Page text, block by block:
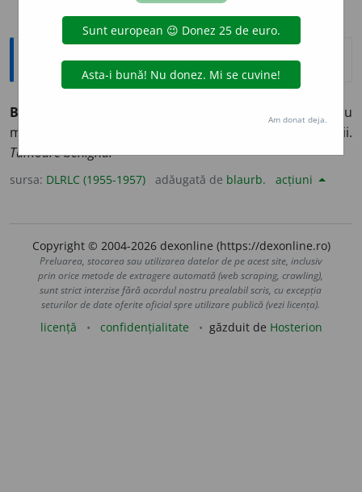
Explicative DEX
BEN
(Despre boli, în opoziție cu
malign) Ușor, lipsit de gravitate, care nu dă complicații.
Tumoare benignă.
sursa: DLRLC (1955-1957) adăugată de blaurb. acțiuni
Copyright © 2004-2026 dexonline (https://dexonline.ro)
Preluarea, stocarea sau utilizarea datelor de pe acest site, inclusiv
prin orice metode de extragere automată (web scraping, crawling),
sunt strict interzise fără acordul nostru prealabil scris, cu excepția
seturilor de date oferite oficial spre utilizare publică (vezi licența).
licență confidențialitate găzduit de Hosterion
Am donat deja.